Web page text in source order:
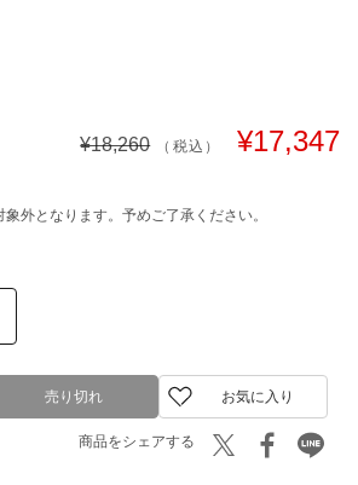
通
格
¥18,260 （税込）
セ
価
¥17,347
外となります。予めご了承ください。
売り切れ お気に入り
商品をシェアする